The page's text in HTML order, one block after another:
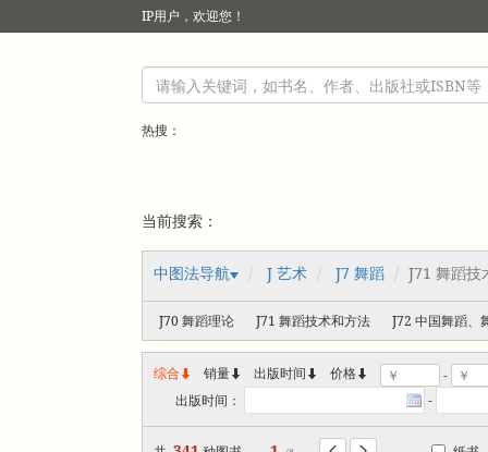
IP用户，欢迎您！
热搜：
当前搜索：
中图法导航 J 艺术 J7 舞蹈 J71 舞蹈技
J70 舞蹈理论 J71 舞蹈技术和方法 J72 中国舞蹈、
综合 销量 出版时间  价格
-
出版时间：
-